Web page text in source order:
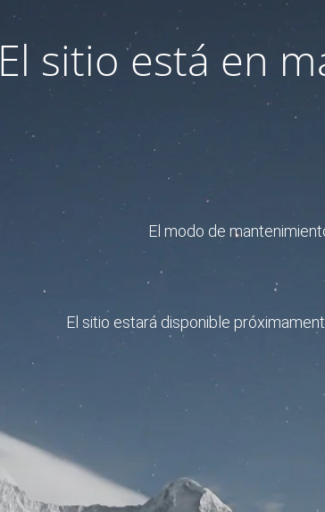
El sitio está en
El modo de
El sitio estará disponible